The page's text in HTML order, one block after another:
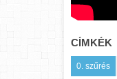
CÍMKÉK
0. szűrés